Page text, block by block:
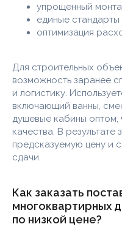
упрощенный
единые стандарты
оптимизация
Для строительных
возможность заранее
и логистику.
включающий ванны,
душевые кабины оптом,
качества. В
предсказуемую цену и
сдачи.
Как заказать
многоквартирных
по низкой цене?
© 2025-2026 —
Политика
@karidogroup_uz